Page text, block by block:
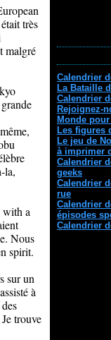
très
malgré
la,
with a
Nous
spirit.
sur un
à
trouve
Calendrier
La Bataille
Calendrier
Rejoignez-
Monde
Les figures
Le jeu de
à imprimer
Calendrier
geeks
Calendrier
rue
Calendrier
épisodes
Calendrier